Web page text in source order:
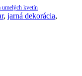
umelých kvetín
, jarná dekorácia,